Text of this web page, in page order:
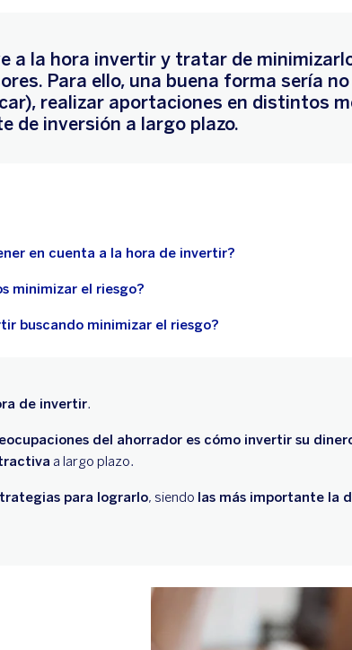
a la hora invertir y tratar de
Para ello, una buena forma sería
realizar aportaciones en distintos
de inversión a largo plazo.
en cuenta a la hora de invertir?
minimizar el riesgo?
buscando minimizar el riesgo?
de invertir.
del ahorrador es cómo invertir su
a largo plazo.
para lograrlo, siendo las más importante la